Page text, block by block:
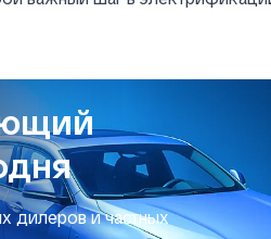
дилеров и частных